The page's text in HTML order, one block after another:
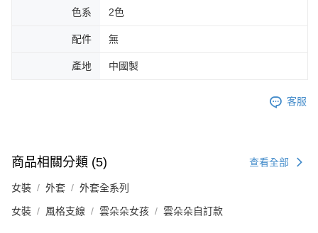
色系 2色
配件 無
產地 中國製
客服
商品相關分類 (5) 查看全部
女裝 外套 外套全系列
女裝 風格支線 雲朵朵女孩 雲朵朵自訂款